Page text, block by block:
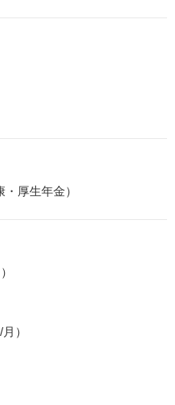
厚生年金）
）